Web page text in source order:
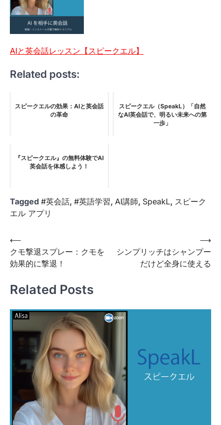
AIと英会話レッスン【スピークエル】
Related posts:
スピークエルの効果：AIと英会話
の革命
スピークエル（SpeakL）「自然
なAI英会話で、明るい未来への第
一歩」
『スピークエル』の無料体験でAI
英会話を体感しよう！
Tagged #英会話, #英語学習, AI講師, SpeakL, スピーク
エル アプリ
投
稿
ナ
ビ
ー
シ
ン
⟵
クモ撃退スプレー：クモを
効果的に撃退！
シンプリッチはシャンプー
だけど全身に使える
⟶
Related Posts